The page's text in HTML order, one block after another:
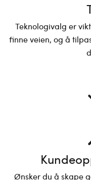
Teknologivalg er
finne veien, og å
Ønsker du å skape